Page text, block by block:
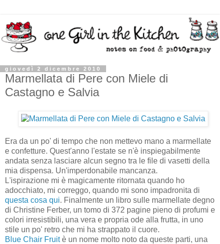
giovedì 2 dicembre 2010
Marmellata di Pere con Miele di
Castagno e Salvia
Era da un po' di tempo che non mettevo mano a marmellate
e confetture. Quest'anno l'estate se n'è inspiegabilmente
andata senza lasciare alcun segno tra le file di vasetti della
mia dispensa. Un'imperdonabile mancanza.
L'ispirazione mi è magicamente ritornata quando ho
adocchiato, mi correggo, quando mi sono impadronita di
questa cosa qui. Finalmente un libro sulle marmellate degno
di Christine Ferber, un tomo di 372 pagine pieno di profumi e
colori irresistibili, una vera e propria ode alla frutta, in uno
stile un po' retro che mi ha strappato il cuore.
Blue Chair Fruitè un nome molto noto da queste parti, una